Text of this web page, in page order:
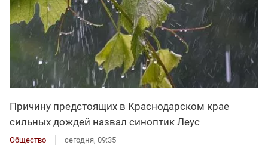
Причину предстоящих в Краснодарском крае
сильных дождей назвал синоптик Леус
Общество сегодня, 09:35